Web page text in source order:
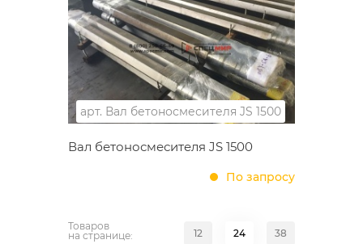
арт. Вал бетоносмесителя JS 1500
Вал бетоносмесителя JS 1500
По запросу
Товаров
на странице:
12 24 38